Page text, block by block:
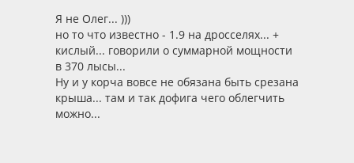
Я не Олег... )))
но то что известно - 1.9 на дросселях... +
кислый... говорили о суммарной мощности
в 370 лысы...
Ну и у корча вовсе не обязана быть срезана
крыша... там и так дофига чего облегчить
можно...